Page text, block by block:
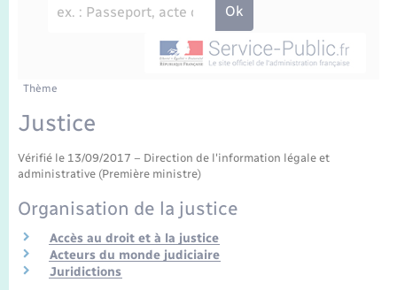
Etat-civil - Papiers - Citoyenneté
Parrainage civil
Concessions funéraires
Nouvel habitant
Numérique
Organisation d’événement
Transports scolaires
Travaux - Autorisation d’occupation de l’espace
Plan interactif
Thème
Justice
Vérifié le 13/09/2017 – Direction de l'information légale et
administrative (Première ministre)
Organisation de la justice
Accès au droit et à la justice
Acteurs du monde judiciaire
Juridictions